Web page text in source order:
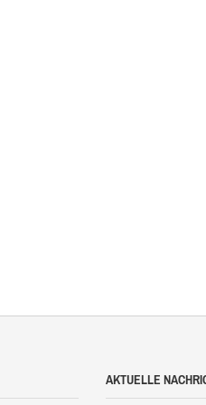
AKTUELLE